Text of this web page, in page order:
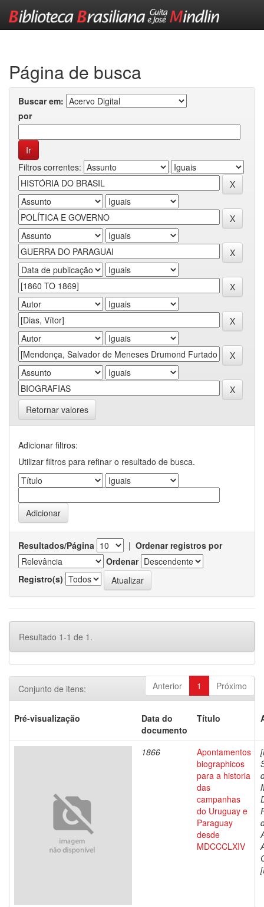
Página de busca
Buscar em:
por
Filtros correntes:
Retornar valores
Adicionar filtros:
Utilizar filtros para refinar o resultado de busca.
Resultados/Página | Ordenar registros por
Ordenar
Registro(s)
Resultado 1-1 de 1.
Anterior 1 Próximo
Conjunto de itens:
Pré-visualização
Data do
documento
Título
1866
Apontamentos
biographicos
para a historia
das
campanhas
do Uruguay e
Paraguay
desde
MDCCCLXIV